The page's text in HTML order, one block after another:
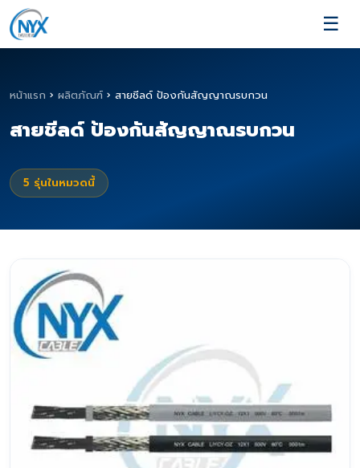
☰
หน้าแรก › ผลิตภัณฑ์ › สายชีลด์ ป้องกันสัญญาณรบกวน
สายชีลด์ ป้องกันสัญญาณรบกวน
5 รุ่นในหมวดนี้